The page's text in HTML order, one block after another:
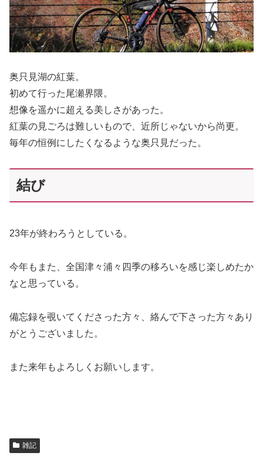
奥只見湖の紅葉。
初めて行った尾瀬界隈。
想像を遥かに超える美しさがあった。
紅葉の見ごろは難しいもので、近所じゃないから尚更。
毎年の恒例にしたくなるような奥只見だった。
結び
23年が終わろうとしている。
今年もまた、全国津々浦々四季の移ろいを感じ楽しめたか
なと思っている。
備忘録を覗いてくださった方々、絡んで下さった方々あり
がとうございました。
また来年もよろしくお願いします。
雑記